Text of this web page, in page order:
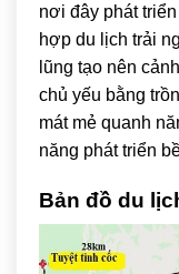
nơi đây phát
hợp du lịch trải
lũng tạo nên
chủ yếu bằng
mát mẻ quanh
năng phát triển
Bản đồ du